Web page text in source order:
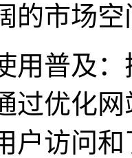
的市场空
普及：
过优化
户访问